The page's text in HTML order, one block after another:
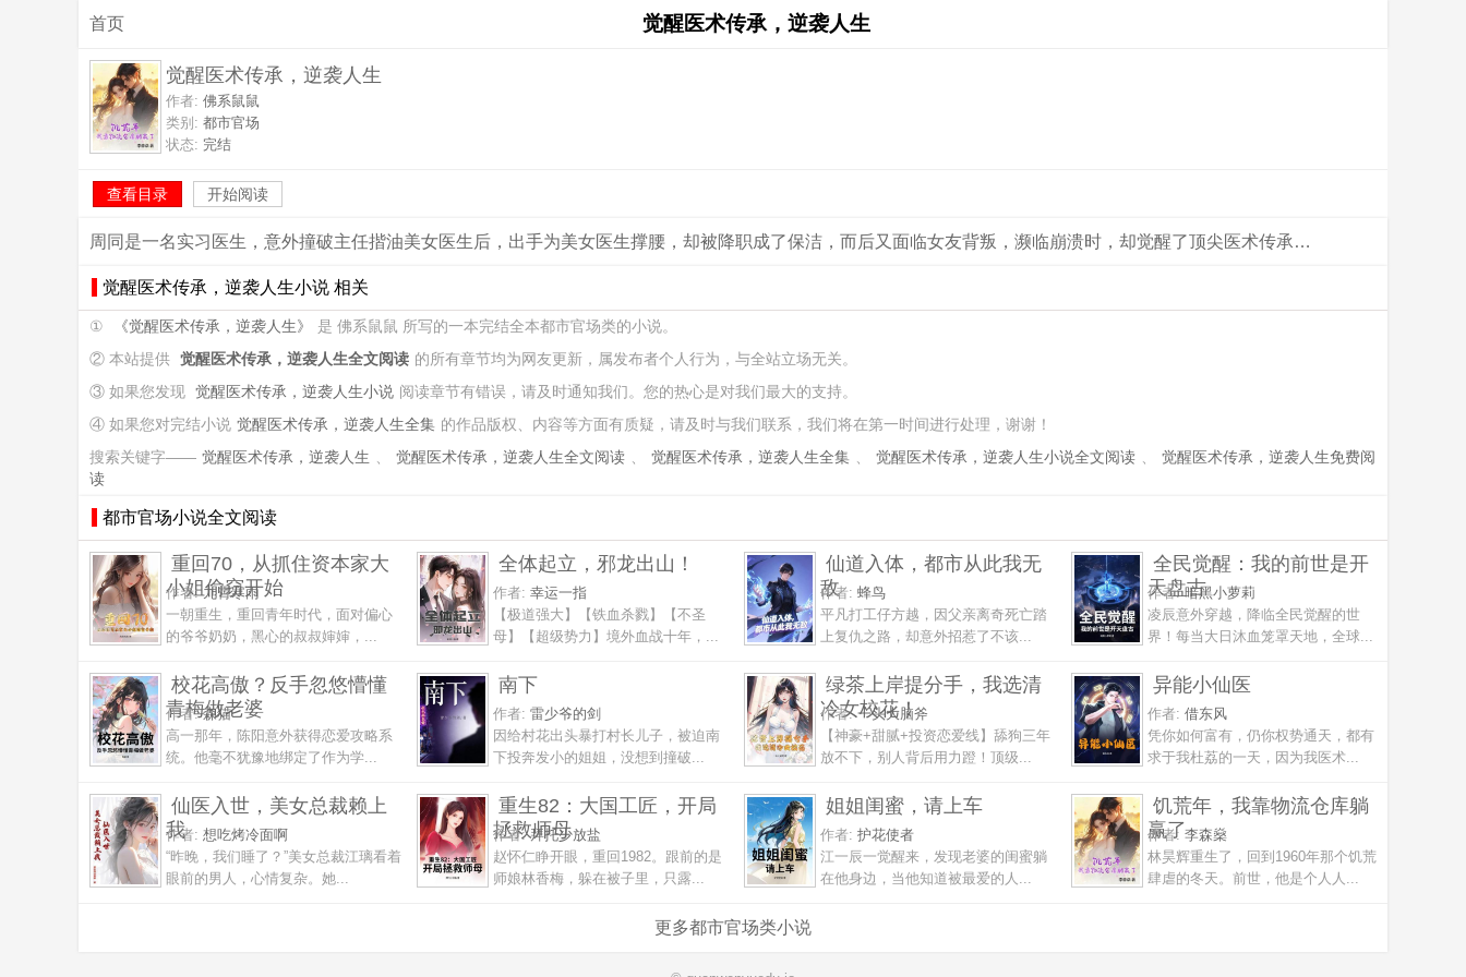
首页 觉醒医术传承，逆袭人生
觉醒医术传承，逆袭人生
作者: 佛系鼠鼠
类别: 都市官场
状态: 完结
查看目录 开始阅读
周同是一名实习医生，意外撞破主任揩油美女医生后，出手为美女医生撑腰，却被降职成了保洁，而后又面临女友背叛，濒临崩溃时，却觉醒了顶尖医术传承…
觉醒医术传承，逆袭人生小说 相关
① 《觉醒医术传承，逆袭人生》
是 佛系鼠鼠 所写的一本完结全本都市官场类的小说。
② 本站提供 觉醒医术传承，逆袭人生全文阅读 的所有章节均为网友更新，属发布者个人行为，与全站立场无关。
③ 如果您发现 觉醒医术传承，逆袭人生小说 阅读章节有错误，请及时通知我们。您的热心是对我们最大的支持。
④ 如果您对完结小说 觉醒医术传承，逆袭人生全集 的作品版权、内容等方面有质疑，请及时与我们联系，我们将在第一时间进行处理，谢谢！
搜索关键字—— 觉醒医术传承，逆袭人生 、 觉醒医术传承，逆袭人生全文阅读 、 觉醒医术传承，逆袭人生全集 、 觉醒医术传承，逆袭人生小说全文阅读 、
觉醒医术传承，逆袭人生免费阅
读
都市官场小说全文阅读
重回70，从抓住资本家大
小姐偷窃开始
作者:九霄寒雨
一朝重生，重回青年时代，面对偏心
的爷爷奶奶，黑心的叔叔婶婶，...
全体起立，邪龙出山！
作者: 幸运一指
【极道强大】【铁血杀戮】【不圣
母】【超级势力】境外血战十年，...
仙道入体，都市从此我无
敌
作者: 蜂鸟
平凡打工仔方越，因父亲离奇死亡踏
上复仇之路，却意外招惹了不该...
全民觉醒：我的前世是开
天盘古
作者:暗黑小萝莉
凌辰意外穿越，降临全民觉醒的世
界！每当大日沐血笼罩天地，全球...
校花高傲？反手忽悠懵懂
青梅做老婆
作者:森猫
高一那年，陈阳意外获得恋爱攻略系
统。他毫不犹豫地绑定了作为学...
南下
作者: 雷少爷的剑
因给村花出头暴打村长儿子，被迫南
下投奔发小的姐姐，没想到撞破...
绿茶上岸提分手，我选清
冷女校花！
作者:一头大脑斧
【神豪+甜腻+投资恋爱线】舔狗三年
放不下，别人背后用力蹬！顶级...
异能小仙医
作者: 借东风
凭你如何富有，仍你权势通天，都有
求于我杜荔的一天，因为我医术...
仙医入世，美女总裁赖上
我
作者: 想吃烤冷面啊
“昨晚，我们睡了？”美女总裁江璃看着
眼前的男人，心情复杂。她...
重生82：大国工匠，开局
拯救师母
作者:拜托少放盐
赵怀仁睁开眼，重回1982。跟前的是
师娘林香梅，躲在被子里，只露...
姐姐闺蜜，请上车
作者: 护花使者
江一辰一觉醒来，发现老婆的闺蜜躺
在他身边，当他知道被最爱的人...
饥荒年，我靠物流仓库躺
赢了
作者: 李森燊
林昊辉重生了，回到1960年那个饥荒
肆虐的冬天。前世，他是个人人...
更多都市官场类小说